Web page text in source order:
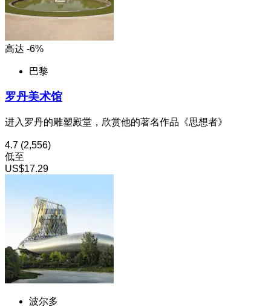
高达 -6%
巴黎
罗丹美术馆
进入罗丹的雕塑殿堂，欣赏他的著名作品《思想者》
4.7 (2,556)
低至
US$17.29
波尔多